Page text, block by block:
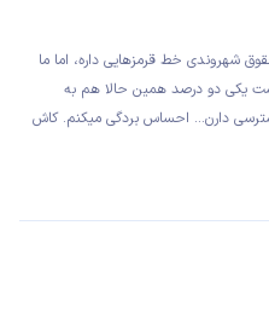
شهروندی خط قرمزهایی داره، اما ما
یکی دو درصد همین حالا هم به
دارن... احساس بردگی میکنم. کاش